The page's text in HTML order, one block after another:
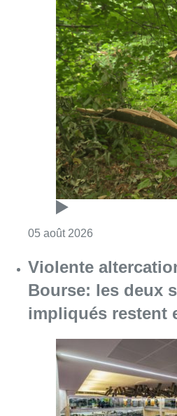
05 août 2026
Violente
Bourse: les deux
impliqués restent